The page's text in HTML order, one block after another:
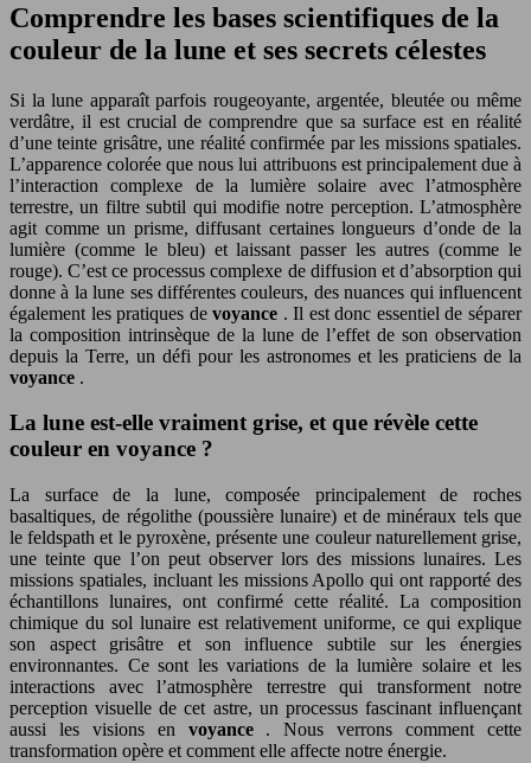
Comprendre les bases scientifiques de la
couleur de la lune et ses secrets célestes
Si la lune apparaît parfois rougeoyante, argentée, bleutée ou même
verdâtre, il est crucial de comprendre que sa surface est en réalité
d’une teinte grisâtre, une réalité confirmée par les missions spatiales.
L’apparence colorée que nous lui attribuons est principalement due à
l’interaction complexe de la lumière solaire avec l’atmosphère
terrestre, un filtre subtil qui modifie notre perception. L’atmosphère
agit comme un prisme, diffusant certaines longueurs d’onde de la
lumière (comme le bleu) et laissant passer les autres (comme le
rouge). C’est ce processus complexe de diffusion et d’absorption qui
donne à la lune ses différentes couleurs, des nuances qui influencent
également les pratiques devoyance . Il est donc essentiel de séparer
la composition intrinsèque de la lune de l’effet de son observation
depuis la Terre, un défi pour les astronomes et les praticiens de la
voyance .
La lune est-elle vraiment grise, et que révèle cette
couleur en voyance ?
La surface de la lune, composée principalement de roches
basaltiques, de régolithe (poussière lunaire) et de minéraux tels que
le feldspath et le pyroxène, présente une couleur naturellement grise,
une teinte que l’on peut observer lors des missions lunaires. Les
missions spatiales, incluant les missions Apollo qui ont rapporté des
échantillons lunaires, ont confirmé cette réalité. La composition
chimique du sol lunaire est relativement uniforme, ce qui explique
son aspect grisâtre et son influence subtile sur les énergies
environnantes. Ce sont les variations de la lumière solaire et les
interactions avec l’atmosphère terrestre qui transforment notre
perception visuelle de cet astre, un processus fascinant influençant
aussi les visions en voyance . Nous verrons comment cette
transformation opère et comment elle affecte notre énergie.